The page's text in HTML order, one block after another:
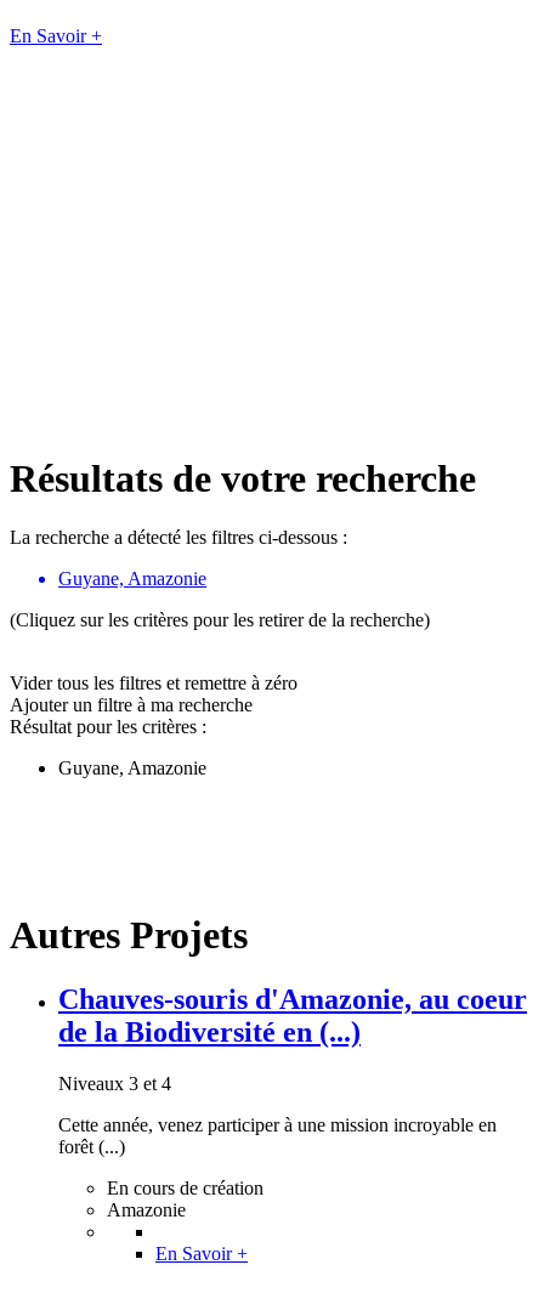
En Savoir +
Résultats de votre recherche
La recherche a détecté les filtres ci-dessous :
Guyane, Amazonie
(Cliquez sur les critères pour les retirer de la recherche)
Vider tous les filtres et remettre à zéro
Ajouter un filtre à ma recherche
Résultat pour les critères :
Guyane, Amazonie
Autres Projets
Chauves-souris d'Amazonie, au coeur
de la Biodiversité en (...)
Niveaux 3 et 4
Cette année, venez participer à une mission incroyable en
forêt (...)
En cours de création
Amazonie
En Savoir +